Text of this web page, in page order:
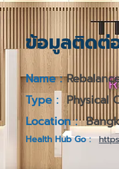
ข้อมูลติดต่
Name :
Type : Physical
Location :
Health Hub Go :